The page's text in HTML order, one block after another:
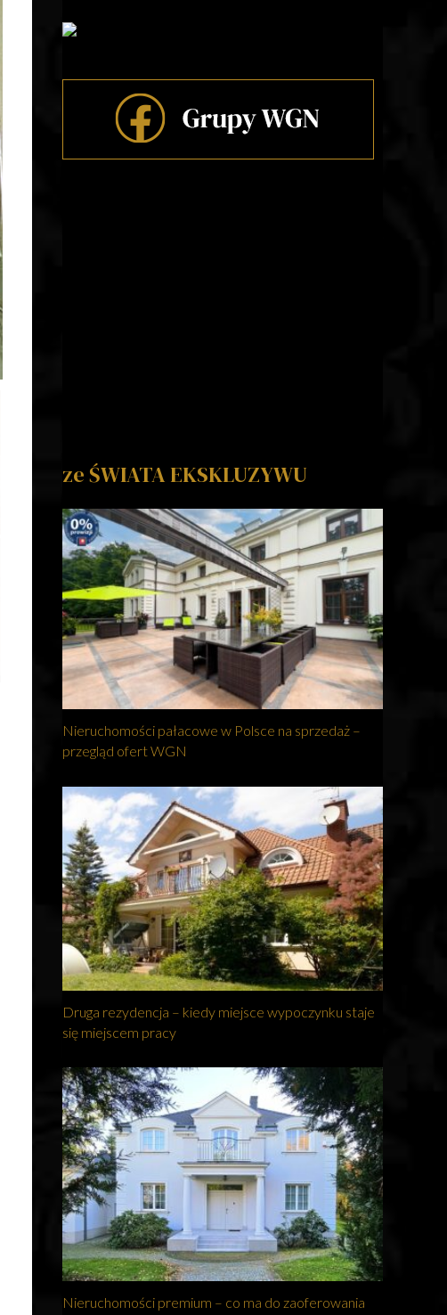
ze ŚWIATA EKSKLUZYWU
Nieruchomości pałacowe w Polsce na sprzedaż –
przegląd ofert WGN
Druga rezydencja – kiedy miejsce wypoczynku staje
się miejscem pracy
Nieruchomości premium – co ma do zaoferowania